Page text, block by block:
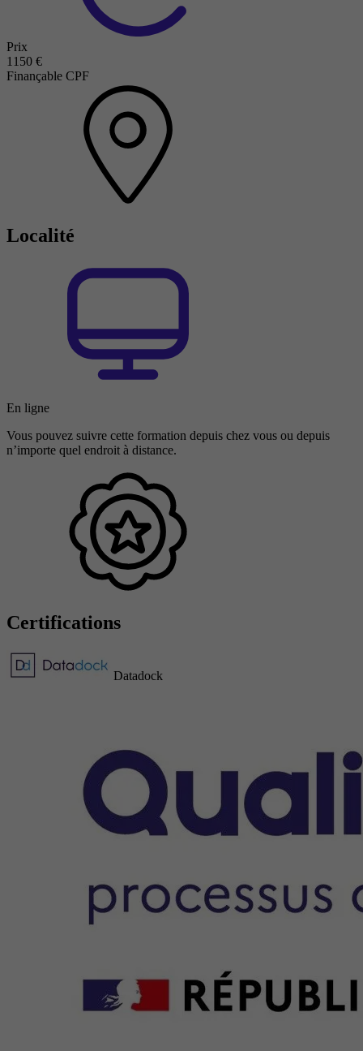
Prix
1150 €
Finançable CPF
Localité
En ligne
Vous pouvez suivre cette formation depuis chez vous ou depuis
n’importe quel endroit à distance.
Certifications
Datadock